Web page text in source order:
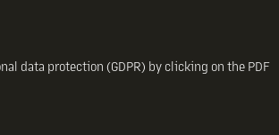
data protection (GDPR) by clicking on the PDF